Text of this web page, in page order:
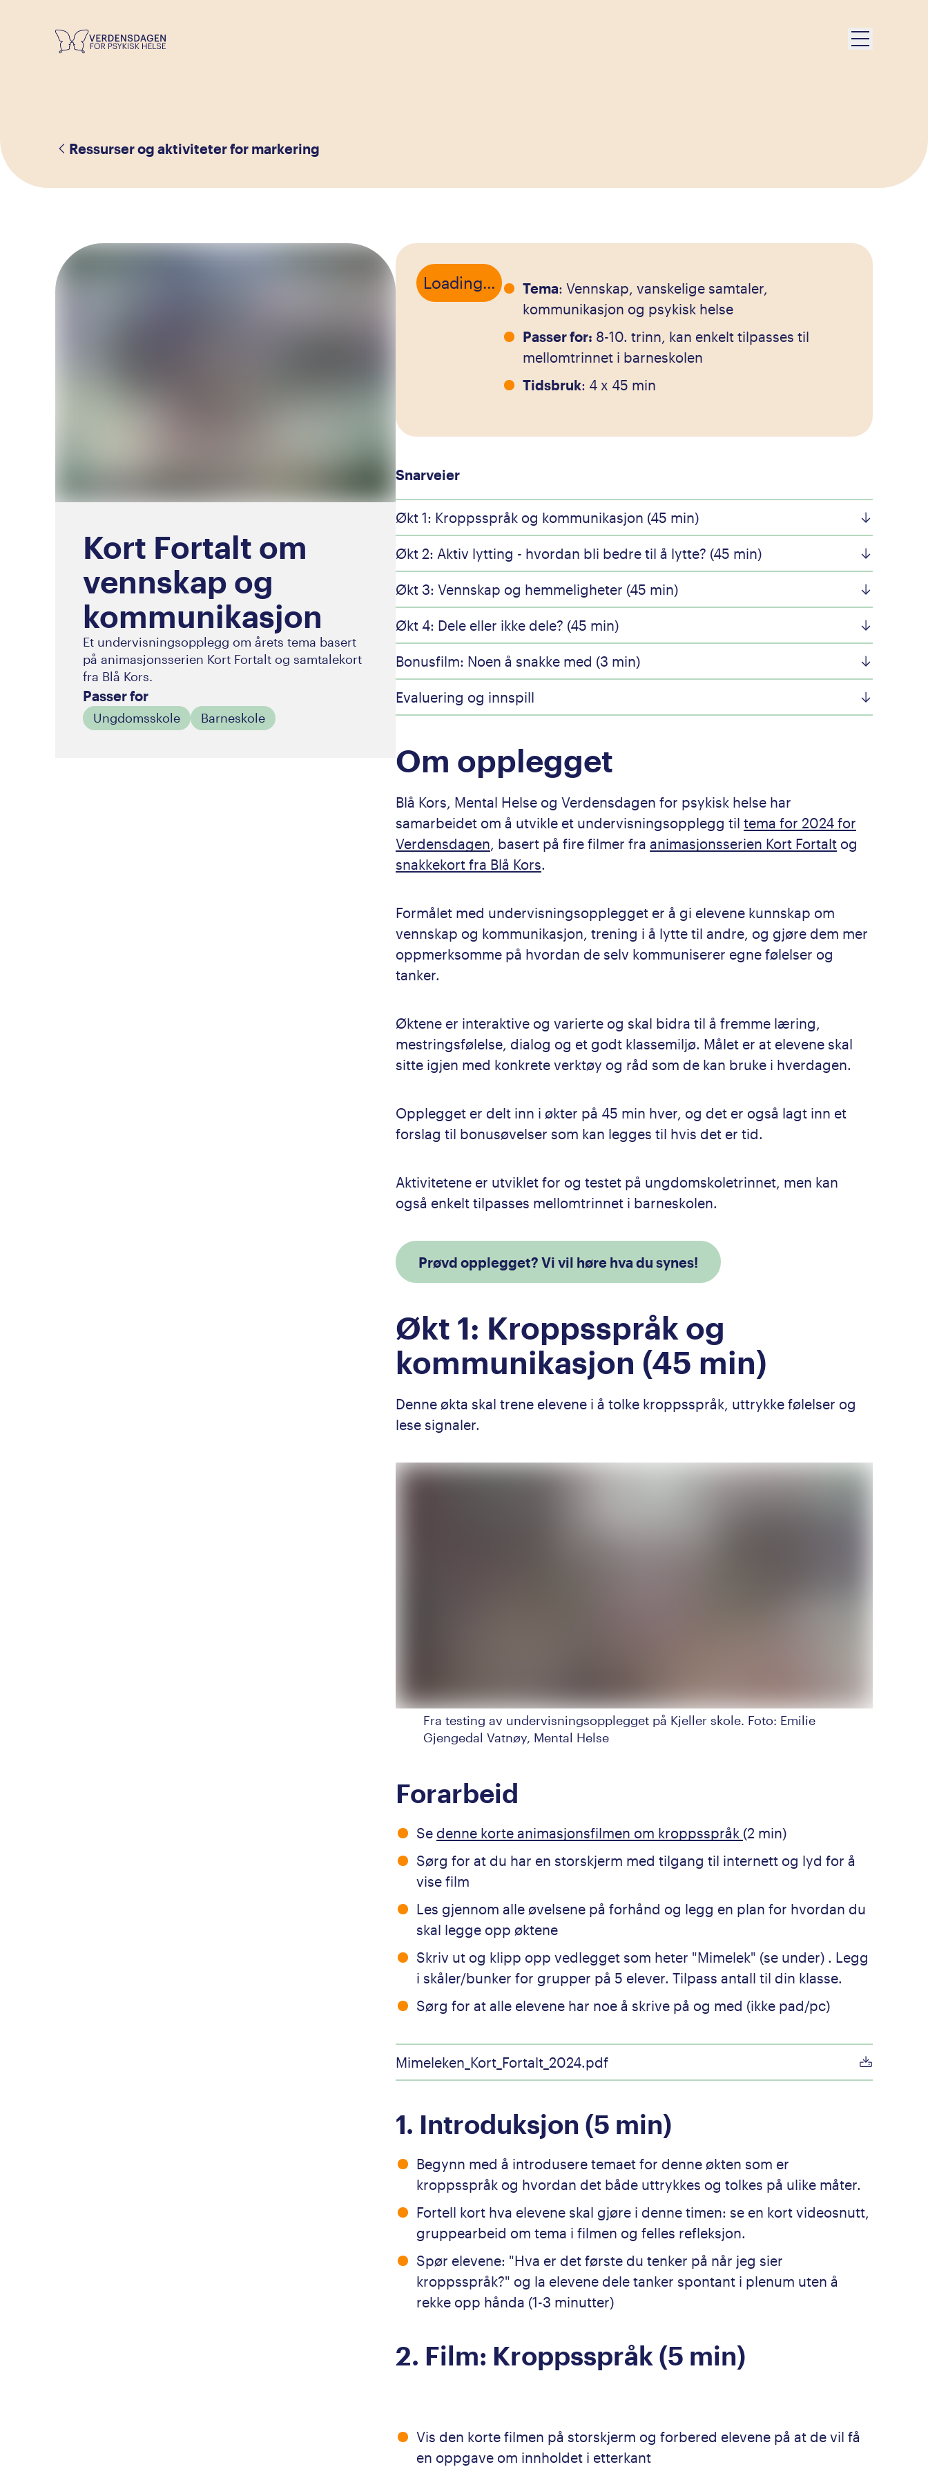
Ressurser og aktiviteter for markering
Kort Fortalt om
vennskap og
kommunikasjon
Et undervisningsopplegg om årets tema basert
på animasjonsserien Kort Fortalt og samtalekort
fra Blå Kors.
Passer for
Ungdomsskole Barneskole
Loading... Tema: Vennskap, vanskelige samtaler,
kommunikasjon og psykisk helse
Passer for: 8-10. trinn, kan enkelt tilpasses til
mellomtrinnet i barneskolen
Tidsbruk: 4 x 45 min
Snarveier
Økt 1: Kroppsspråk og kommunikasjon (45 min)
Økt 2: Aktiv lytting - hvordan bli bedre til å lytte? (45 min)
Økt 3: Vennskap og hemmeligheter (45 min)
Økt 4: Dele eller ikke dele? (45 min)
Bonusfilm: Noen å snakke med (3 min)
Evaluering og innspill
Om opplegget
Blå Kors, Mental Helse og Verdensdagen for psykisk helse har
samarbeidet om å utvikle et undervisningsopplegg tiltema for 2024 for
Verdensdagen, basert på fire filmer fraanimasjonsserien Kort Fortalt og
snakkekort fra Blå Kors.
Formålet med undervisningsopplegget er å gi elevene kunnskap om
vennskap og kommunikasjon, trening i å lytte til andre, og gjøre dem mer
oppmerksomme på hvordan de selv kommuniserer egne følelser og
tanker.
Øktene er interaktive og varierte og skal bidra til å fremme læring,
mestringsfølelse, dialog og et godt klassemiljø. Målet er at elevene skal
sitte igjen med konkrete verktøy og råd som de kan bruke i hverdagen.
Opplegget er delt inn i økter på 45 min hver, og det er også lagt inn et
forslag til bonusøvelser som kan legges til hvis det er tid.
Aktivitetene er utviklet for og testet på ungdomskoletrinnet, men kan
også enkelt tilpasses mellomtrinnet i barneskolen.
Prøvd opplegget? Vi vil høre hva du synes!
Økt 1: Kroppsspråk og
kommunikasjon (45 min)
Denne økta skal trene elevene i å tolke kroppsspråk, uttrykke følelser og
lese signaler.
Fra testing av undervisningsopplegget på Kjeller skole. Foto: Emilie
Gjengedal Vatnøy, Mental Helse
Forarbeid
Se denne korte animasjonsfilmen om kroppsspråk (2 min)
Sørg for at du har en storskjerm med tilgang til internett og lyd for å
vise film
Les gjennom alle øvelsene på forhånd og legg en plan for hvordan du
skal legge opp øktene
Skriv ut og klipp opp vedlegget som heter "Mimelek" (se under) . Legg
i skåler/bunker for grupper på 5 elever. Tilpass antall til din klasse.
Sørg for at alle elevene har noe å skrive på og med (ikke pad/pc)
Mimeleken_Kort_Fortalt_2024.pdf
1. Introduksjon (5 min)
Begynn med å introdusere temaet for denne økten som er
kroppsspråk og hvordan det både uttrykkes og tolkes på ulike måter.
Fortell kort hva elevene skal gjøre i denne timen: se en kort videosnutt,
gruppearbeid om tema i filmen og felles refleksjon.
Spør elevene: "Hva er det første du tenker på når jeg sier
kroppsspråk?" og la elevene dele tanker spontant i plenum uten å
rekke opp hånda (1-3 minutter)
2. Film: Kroppsspråk (5 min)
Vis den korte filmen på storskjerm og forbered elevene på at de vil få
en oppgave om innholdet i etterkant